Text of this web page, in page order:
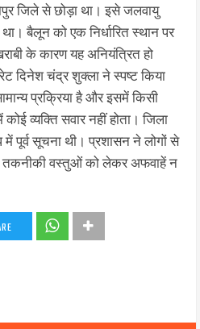
जिले से छोड़ा था। इसे जलवायु
बैलून को एक निर्धारित स्थान पर
के कारण यह अनियंत्रित हो
दिनेश चंद्र शुक्ला ने स्पष्ट किया
प्रक्रिया है और इसमें किसी
व्यक्ति सवार नहीं होता। जिला
पूर्व सूचना थी। प्रशासन ने लोगों से
तकनीकी वस्तुओं को लेकर अफवाहें न